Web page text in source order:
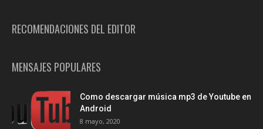
RECOMENDACIONES DEL EDITOR
MENSAJES POPULARES
Como descargar música mp3 de Youtube en
Android
8 mayo, 2020